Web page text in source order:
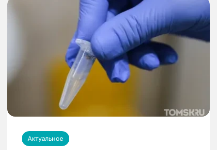
Актуальное